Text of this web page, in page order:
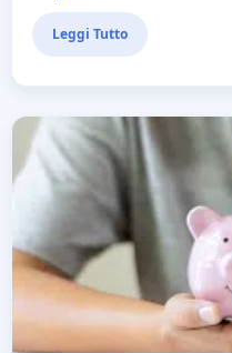
Leggi Tutto